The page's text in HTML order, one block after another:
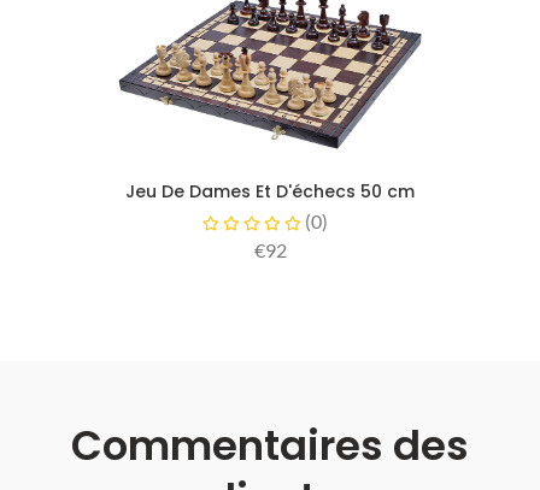
Jeu De Dames Et D'échecs 50 cm
(0)
€92
Commentaires des